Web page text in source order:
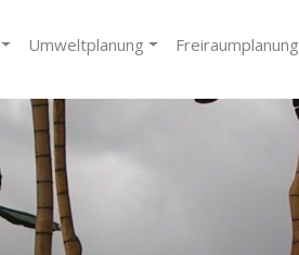
Umweltplanung Freiraumplanung